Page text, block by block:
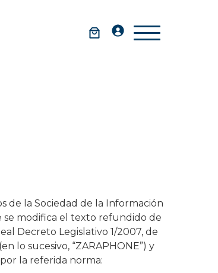
de la Sociedad de la Información
se modifica el texto refundido de
Decreto Legislativo 1/2007, de
lo sucesivo, “ZARAPHONE”) y
la referida norma: